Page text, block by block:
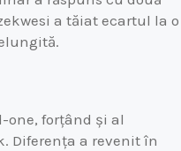
a tăiat ecartul la o
one, forțând și al
Diferența a revenit în